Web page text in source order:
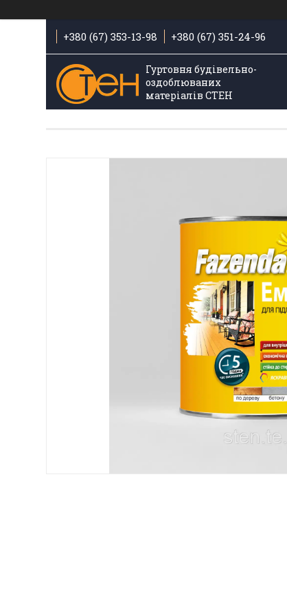
+380 (67) 353-13-98 +380 (67) 351-24-96
Гуртовня будівельно-
оздоблюваних
матеріалів СТЕН